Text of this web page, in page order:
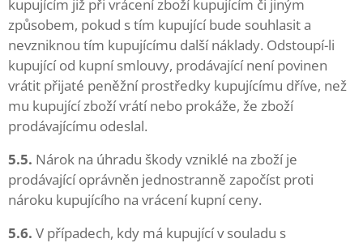
kupujícím již při vrácení zboží kupujícím či jiným
způsobem, pokud s tím kupující bude souhlasit a
nevzniknou tím kupujícímu další náklady. Odstoupí-li
kupující od kupní smlouvy, prodávající není povinen
vrátit přijaté peněžní prostředky kupujícímu dříve, než
mu kupující zboží vrátí nebo prokáže, že zboží
prodávajícímu odeslal.
5.5. Nárok na úhradu škody vzniklé na zboží je
prodávající oprávněn jednostranně započíst proti
nároku kupujícího na vrácení kupní ceny.
5.6. V případech, kdy má kupující v souladu s